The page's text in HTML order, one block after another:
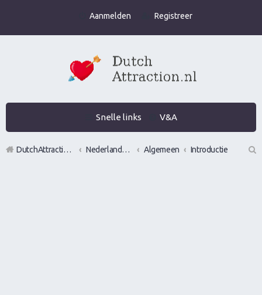
Aanmelden Registreer
Snelle links V&A
DutchAttraction.nl Nederlands grootste Dutch Attraction, Lifestyle, Vrouwen versieren en Pick-Up (PUA) Forum Algemeen
Introductie